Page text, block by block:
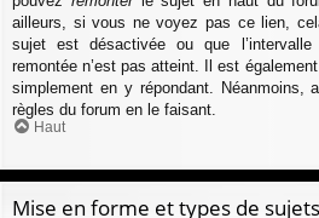
ailleurs, si vous ne voyez pas ce lien,
sujet est désactivée ou que
remontée n’est pas atteint. Il est
simplement en y répondant. Néanmoins,
règles du forum en le faisant.
Haut
Mise en forme et types de sujets